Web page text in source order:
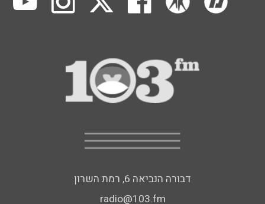
דבורה הנביאה 6, רמת השרון
radio@103.fm